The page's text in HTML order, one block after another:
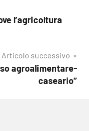
l’agricoltura
Articolo successivo
agroalimentare-
caseario”